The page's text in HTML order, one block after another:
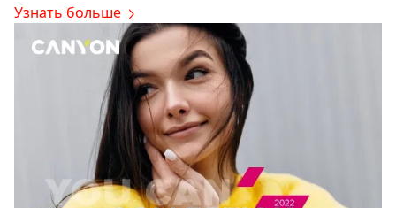
Узнать больше